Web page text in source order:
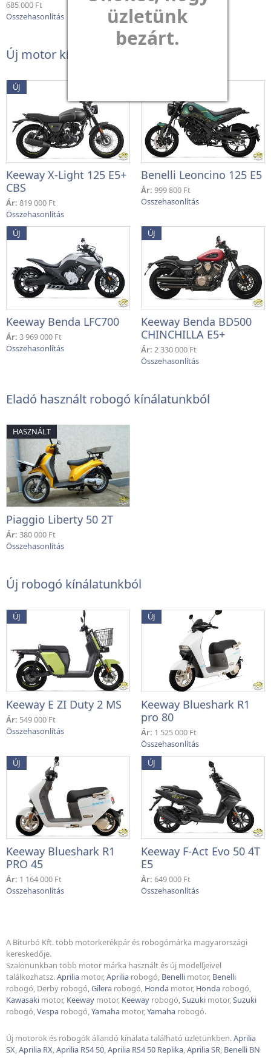
üzletünk
bezárt.
685 000 Ft
529 000 Ft
Új motor kínálatunkból
ÚJ
Keeway X-Light 125 E5+
CBS
Ár: 819 000 Ft
Benelli Leoncino 125 E5
Ár: 999 800 Ft
ÚJ
Keeway Benda LFC700
Ár: 3 969 000 Ft
ÚJ
Keeway Benda BD500
CHINCHILLA E5+
Ár: 2 330 000 Ft
Eladó használt robogó kínálatunkból
HASZNÁLT
Piaggio Liberty 50 2T
Ár: 380 000 Ft
Új robogó kínálatunkból
ÚJ
Keeway E ZI Duty 2 MS
Ár: 549 000 Ft
ÚJ
Keeway Blueshark R1
pro 80
Ár: 1 525 000 Ft
ÚJ
Keeway Blueshark R1
PRO 45
Ár: 1 164 000 Ft
ÚJ
Keeway F-Act Evo 50 4T
E5
Ár: 649 000 Ft
A Biturbó Kft. több motorkerékpár és robogómárka magyarországi
kereskedője.
Szalonunkban több motor márka használt és új modelljeivel
találkozhatsz.Aprilia motor, Aprilia robogó, Benelli motor, Benelli
robogó, Derby robogó, Gilera robogó, Honda motor, Honda robogó,
Kawasaki motor, Keeway motor, Keeway robogó, Suzuki motor, Suzuki
robogó, Vespa robogó, Yamaha motor, Yamaha robogó.
Új motorok és robogók állandó kínálata található üzletünkben.Aprilia
SX Aprilia RX Aprilia RS4 50 Aprilia RS4 50 Replika Aprilia SR Benelli BN